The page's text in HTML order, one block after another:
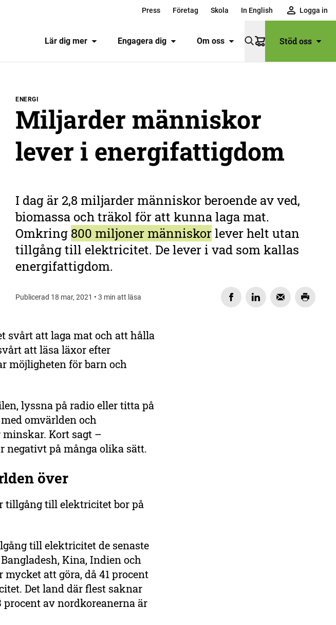
Press Företag Skola In English Logga in
Lär dig mer Engagera dig Om oss
VarukorgStöd oss
ENERGI
Miljarder människor
lever i energifattigdom
I dag är 2,8 miljarder människor beroende av ved,
biomassa och träkol för att kunna laga mat.
Omkring 800 miljoner människorlever helt utan
tillgång till elektricitet. De lever i vad som kallas
energifattigdom.
Publicerad 18 mar, 2021 • 3 min att läsa
svårt att laga mat och att hålla
att läsa läxor efter
möjligheten för barn och
lyssna på radio eller titta på
omvärlden och
Kort sagt –
negativt på många olika sätt.
över
tillgång till elektricitet bor på
till elektricitet de senaste
Kina, Indien och
att göra, då 41 procent
Det land där flest saknar
av nordkoreanerna är